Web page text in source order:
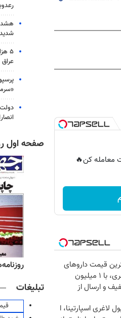
معامله کن🔥
قیمت داروهای
لاغری، با ۱ میلیون
و ارسال از
لاغری اسپارتینا، ا
۵
صفحه اول
مرداد ۱۴۰۵
تبلیغات